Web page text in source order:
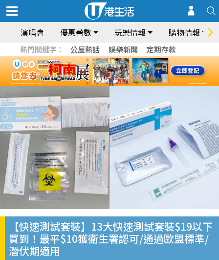
演唱會 優惠著數 玩樂情報 購物情報
熱門關鍵字： 公屋熱話 娛樂新聞 定期存款
【快速測試套裝】13大快速測試套裝$19以下
買到！最平$10獲衛生署認可/通過歐盟標準/
潛伏期適用